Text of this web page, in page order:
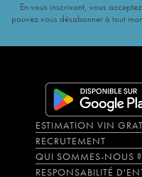
En vous inscrivant, vous
pouvez vous désabonner à tout
ESTIMATION VIN
RECRUTEMENT
QUI SOMMES-NOUS ?
RESPONSABILITÉ